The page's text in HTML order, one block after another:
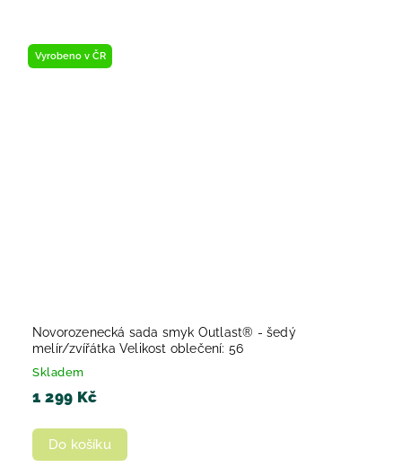
Vyrobeno v ČR
Novorozenecká sada smyk Outlast® - šedý
melír/zvířátka Velikost oblečení: 56
Skladem
1 299 Kč
Do košíku